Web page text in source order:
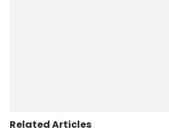
Related Articles